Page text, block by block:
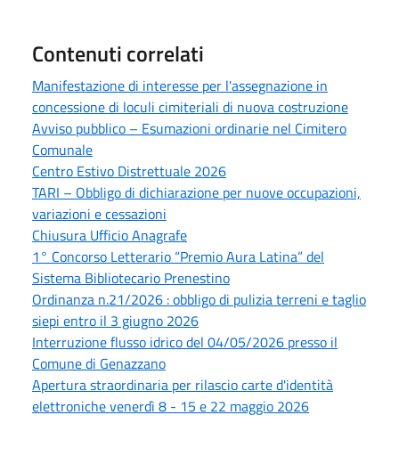
Contenuti correlati
Manifestazione di interesse per l'assegnazione in
concessione di loculi cimiteriali di nuova costruzione
Avviso pubblico – Esumazioni ordinarie nel Cimitero
Comunale
Centro Estivo Distrettuale 2026
TARI – Obbligo di dichiarazione per nuove occupazioni,
variazioni e cessazioni
Chiusura Ufficio Anagrafe
1° Concorso Letterario “Premio Aura Latina” del
Sistema Bibliotecario Prenestino
Ordinanza n.21/2026 : obbligo di pulizia terreni e taglio
siepi entro il 3 giugno 2026
Interruzione flusso idrico del 04/05/2026 presso il
Comune di Genazzano
Apertura straordinaria per rilascio carte d'identità
elettroniche venerdì 8 - 15 e 22 maggio 2026